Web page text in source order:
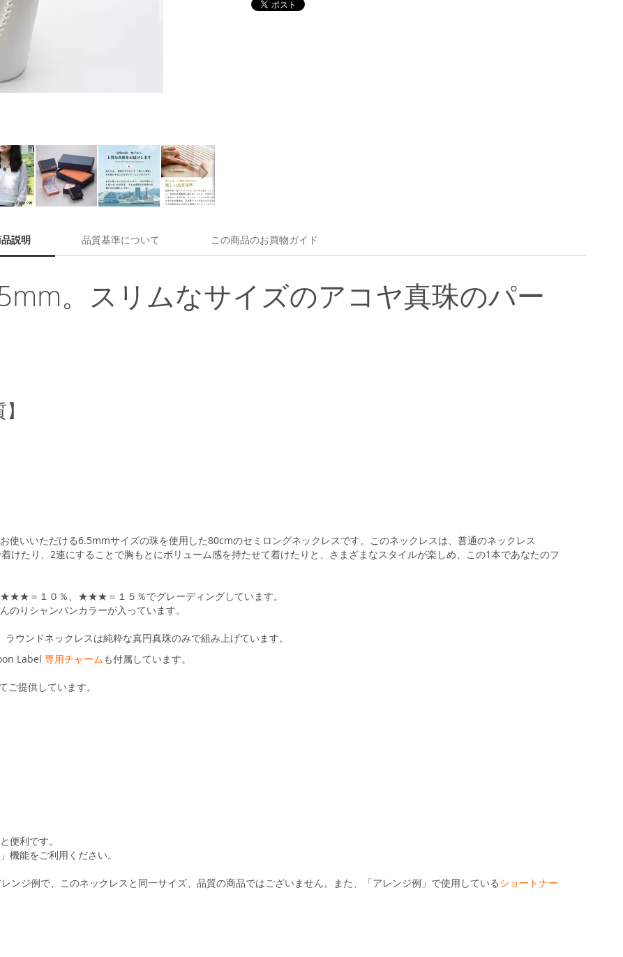
説明
。スリムなサイズのアコヤ真珠のパー
使いいただける6.5mmサイズの珠を使用した80cmのセミロングネックレスです。このネックレスは、普通のネックレス
けたり、2連にすることで胸もとにボリューム感を持たせて着けたりと、さまざまなスタイルが楽しめ、この1本であなたのフ
＝１０％、★★★＝１５％でグレーディングしています。
りシャンパンカラーが入っています。
ウンドネックレスは純粋な真円真珠のみで組み上げています。
Label 専用チャームも付属しています。
提供しています。
便利です。
機能をご利用ください。
ンジ例で、このネックレスと同一サイズ、品質の商品ではございません。また、「アレンジ例」で使用しているショートナー
品質基準について この商品のお買物ガイド